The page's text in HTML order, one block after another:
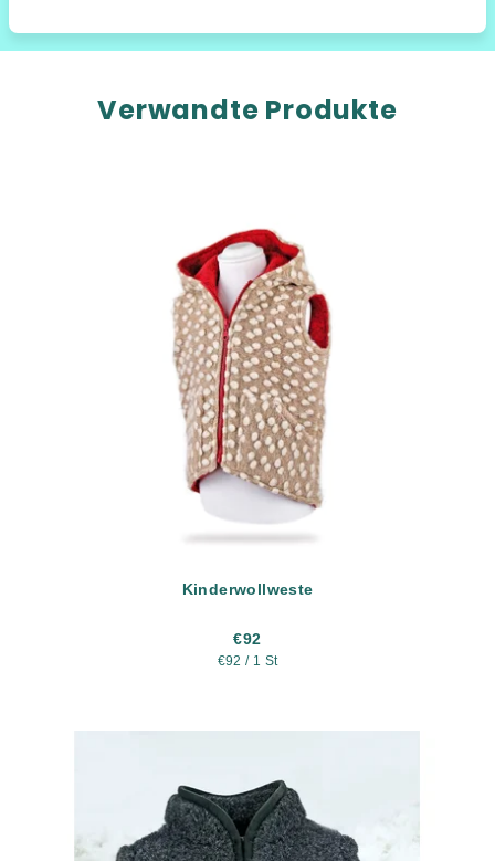
Verwandte Produkte
Kinderwollweste
€92
Verkaufspreis:
€92 / 1 St